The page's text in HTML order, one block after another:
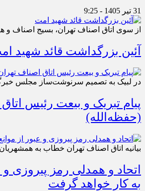
31 تیر 1405 - 9:25
از سوی اتاق اصناف تهران، بسیج اصناف و
آئین بزرگداشت قائد شهید
در لبیک به تصمیم سرنوشت‌ساز مجلس
پیام تبریک و بیعت رئیس
(حفظه‌الله)
بیانیه اتاق اصناف تهران خطاب به
اتحاد و همدلی رمز پیروزی
به کار خواهد گرفت